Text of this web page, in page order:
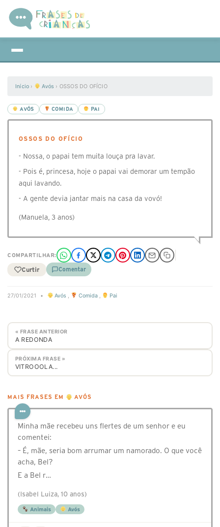
Início › Avós › OSSOS DO OFÍCIO
AVÓS COMIDA PAI
OSSOS DO OFÍCIO
- Nossa, o papai tem muita louça pra lavar.
- Pois é, princesa, hoje o papai vai demorar um tempão
aqui lavando.
- A gente devia jantar mais na casa da vovó!
(Manuela, 3 anos)
COMPARTILHAR:
Curtir Comentar
27/01/2021 • Avós , Comida, Pai
« FRASE ANTERIOR
A REDONDA
PRÓXIMA FRASE »
VITROOOLA...
MAIS FRASES EM AVÓS
Minha mãe recebeu uns flertes de um senhor e eu
comentei:
– É, mãe, seria bom arrumar um namorado. O que você
acha, Bel?
E a Bel r…
(Isabel Luiza, 10 anos)
Animais Avós